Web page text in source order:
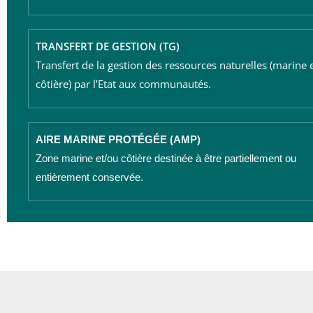
TRANSFERT DE GESTION (TG)
Transfert de la gestion des ressources naturelles (marine
côtière) par l’Etat aux communautés.
AIRE MARINE PROTÉGÉE (AMP)
Zone marine et/ou côtière destinée à être partiellement ou
entièrement conservée.